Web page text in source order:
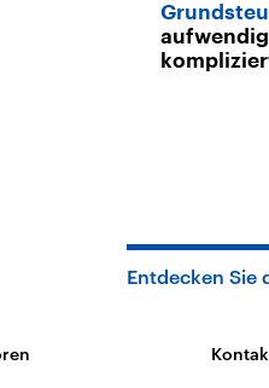
Entdecken Sie